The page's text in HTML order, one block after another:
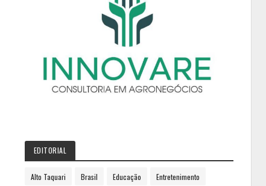
EDITORIAL
Alto Taquari Brasil Educação Entretenimento